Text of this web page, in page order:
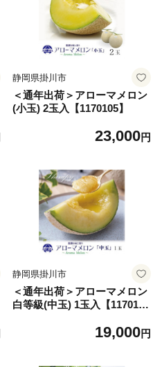
静岡県掛川市
＜通年出荷＞アローマメロン
(小玉) 2玉入【1170105】
23,000円
静岡県掛川市
＜通年出荷＞アローマメロン
白等級(中玉) 1玉入【117010
19,000円